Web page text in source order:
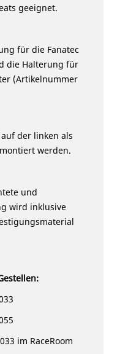
geeignet.
für die Fanatec
die Halterung für
(Artikelnummer
der linken als
werden.
und
wird inklusive
im RaceRoom